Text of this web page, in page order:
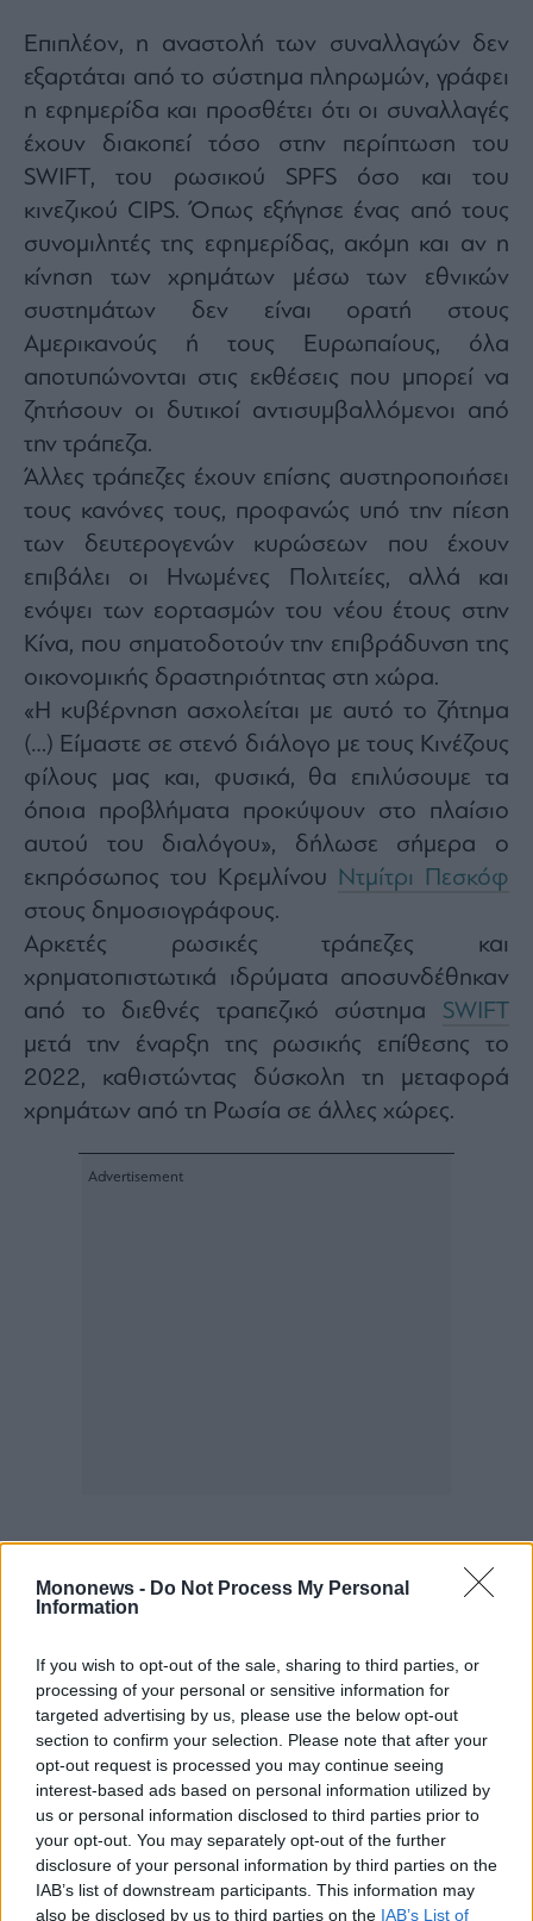
Mononews - Do Not Process My Personal
Information
If you wish to opt-out of the sale, sharing to third parties, or
processing of your personal or sensitive information for
targeted advertising by us, please use the below opt-out
section to confirm your selection. Please note that after your
opt-out request is processed you may continue seeing
interest-based ads based on personal information utilized by
us or personal information disclosed to third parties prior to
your opt-out. You may separately opt-out of the further
disclosure of your personal information by third parties on the
IAB’s list of downstream participants. This information may
also be disclosed by us to third parties on the IAB’s List of
Επιπλέον, η αναστολή των συναλλαγών δεν
εξαρτάται από το σύστημα πληρωμών, γράφει
η εφημερίδα και προσθέτει ότι οι συναλλαγές
έχουν διακοπεί τόσο στην περίπτωση του
SWIFT, του ρωσικού SPFS όσο και του
κινεζικού CIPS. Όπως εξήγησε ένας από τους
συνομιλητές της εφημερίδας, ακόμη και αν η
κίνηση των χρημάτων μέσω των εθνικών
συστημάτων δεν είναι ορατή στους
Αμερικανούς ή τους Ευρωπαίους, όλα
αποτυπώνονται στις εκθέσεις που μπορεί να
ζητήσουν οι δυτικοί αντισυμβαλλόμενοι από
την τράπεζα.
Άλλες τράπεζες έχουν επίσης αυστηροποιήσει
τους κανόνες τους, προφανώς υπό την πίεση
των δευτερογενών κυρώσεων που έχουν
επιβάλει οι Ηνωμένες Πολιτείες, αλλά και
ενόψει των εορτασμών του νέου έτους στην
Κίνα, που σηματοδοτούν την επιβράδυνση της
οικονομικής δραστηριότητας στη χώρα.
«Η κυβέρνηση ασχολείται με αυτό το ζήτημα
(…) Είμαστε σε στενό διάλογο με τους Κινέζους
φίλους μας και, φυσικά, θα επιλύσουμε τα
όποια προβλήματα προκύψουν στο πλαίσιο
αυτού του διαλόγου», δήλωσε σήμερα ο
εκπρόσωπος του Κρεμλίνου
Ντμίτρι Πεσκόφ
στους δημοσιογράφους.
Αρκετές ρωσικές τράπεζες και
χρηματοπιστωτικά ιδρύματα αποσυνδέθηκαν
από το διεθνές τραπεζικό σύστημα SWIFT
μετά την έναρξη της ρωσικής επίθεσης το
2022, καθιστώντας δύσκολη τη μεταφορά
χρημάτων από τη Ρωσία σε άλλες χώρες.